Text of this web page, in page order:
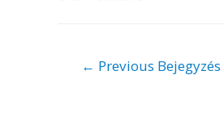
Bejegyzés
← Previous Bejegyzés